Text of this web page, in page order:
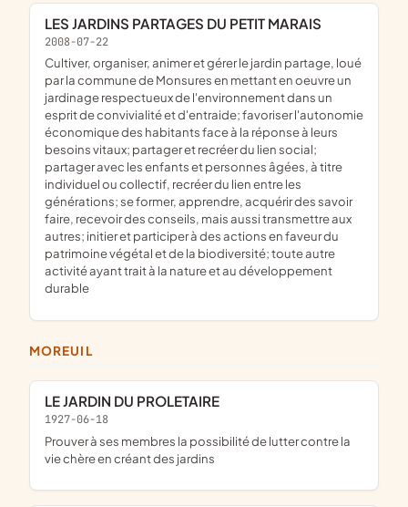
LES JARDINS PARTAGES DU PETIT MARAIS
2008-07-22
cultiver, organiser, animer et gérer le jardin partage, loué
par la commune de Monsures en mettant en oeuvre un
jardinage respectueux de l'environnement dans un
esprit de convivialité et d'entraide; favoriser l'autonomie
économique des habitants face à la réponse à leurs
besoins vitaux; partager et recréer du lien social;
partager avec les enfants et personnes âgées, à titre
individuel ou collectif, recréer du lien entre les
générations; se former, apprendre, acquérir des savoir
faire, recevoir des conseils, mais aussi transmettre aux
autres; initier et participer à des actions en faveur du
patrimoine végétal et de la biodiversité; toute autre
activité ayant trait à la nature et au développement
durable
MOREUIL
LE JARDIN DU PROLETAIRE
1927-06-18
Prouver à ses membres la possibilité de lutter contre la
vie chère en créant des jardins